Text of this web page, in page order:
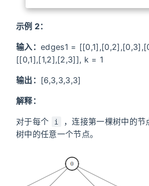
示例 2：
输入： edges1 =
[[0,1],[1,2],[2,3]], k = 1
输出： [6,3,3,3,3]
解释：
对于每个 i ，连接第一棵树中的节
树中的任意一个节点。